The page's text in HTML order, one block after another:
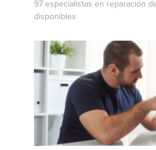
97 especialistas en reparación
disponibles